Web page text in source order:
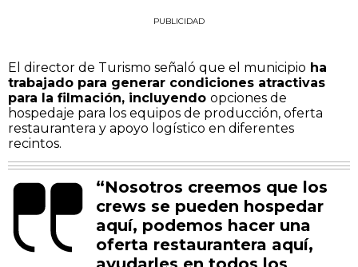
PUBLICIDAD
El director de Turismo señaló que el municipio ha
trabajado para generar condiciones atractivas
para la filmación, incluyendo opciones de
hospedaje para los equipos de producción, oferta
restaurantera y apoyo logístico en diferentes
recintos.
“Nosotros creemos que los
crews se pueden hospedar
aquí, podemos hacer una
oferta restaurantera aquí,